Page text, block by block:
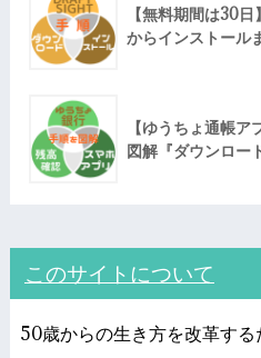
【無料期間は30
からインストール
【ゆうちょ通帳
図解『ダウンロー
このサイトについて
50歳からの生き方を改革する